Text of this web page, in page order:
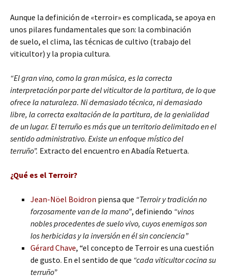
Aunque la definición de «terroir» es complicada, se apoya en
unos pilares fundamentales que son: la combinación
de suelo, el clima, las técnicas de cultivo (trabajo del
viticultor) y la propia cultura.
“El gran vino, como la gran música, es la correcta
interpretación por parte del viticultor de la partitura, de lo que
ofrece la naturaleza. Ni demasiado técnica, ni demasiado
libre, la correcta exaltación de la partitura, de la genialidad
de un lugar. El terruño es más que un territorio delimitado en el
sentido administrativo. Existe un enfoque místico del
terruño”. Extracto del encuentro en Abadía Retuerta.
¿Qué es el Terroir?
Jean-Nöel Boidron piensa que “Terroir y tradición no
forzosamente van de la mano”, definiendo “vinos
nobles procedentes de suelo vivo, cuyos enemigos son
los herbicidas y la inversión en él sin conciencia”
Gérard Chave, “el concepto de Terroir es una cuestión
de gusto. En el sentido de que “cada viticultor cocina su
terruño”